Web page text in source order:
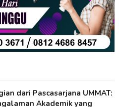
dari Pascasarjana UMMAT:
Akademik yang